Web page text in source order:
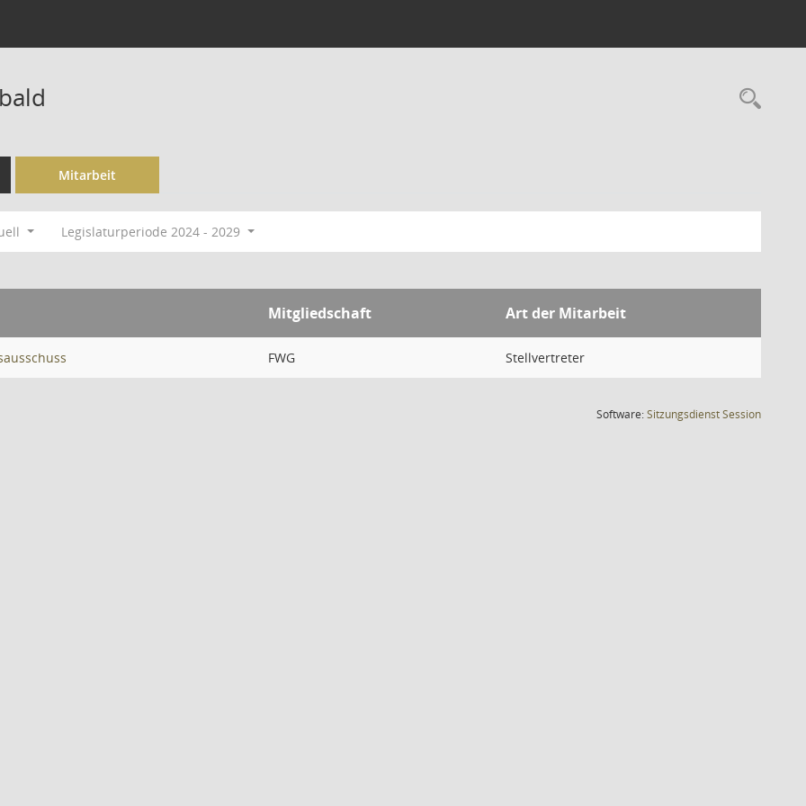
Mitarbeit
Legislaturperiode 2024 - 2029
Mitgliedschaft Art der Mitarbeit
FWG Stellvertreter
Software:SitzungsdienstSession(Wird in